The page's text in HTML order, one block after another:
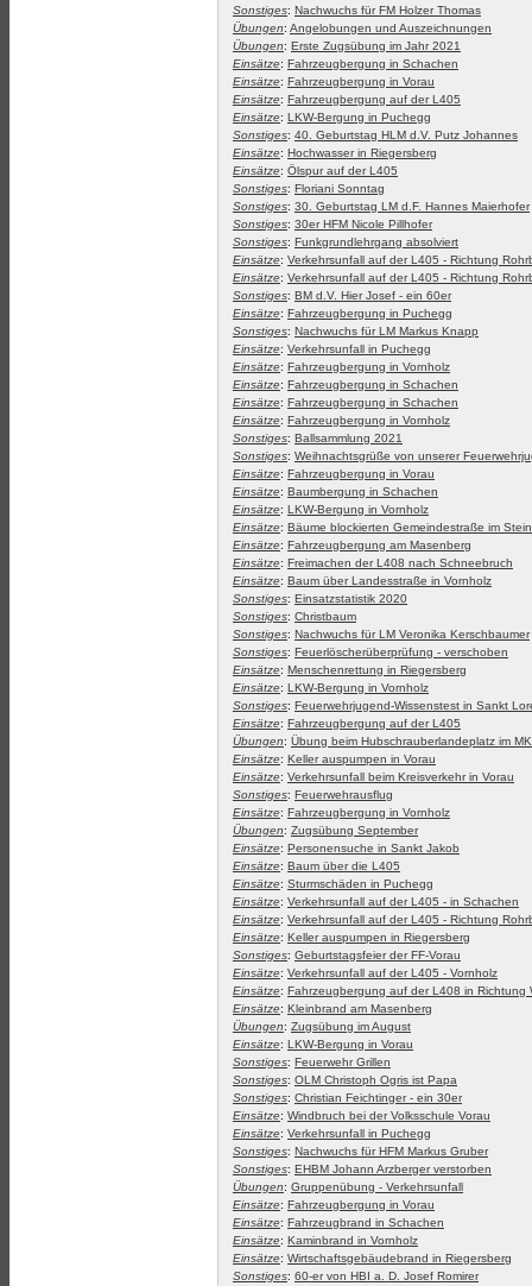
Sonstiges: Nachwuchs für FM Holzer Thomas
Übungen: Angelobungen und Auszeichnungen
Übungen: Erste Zugsübung im Jahr 2021
Einsätze: Fahrzeugbergung in Schachen
Einsätze: Fahrzeugbergung in Vorau
Einsätze: Fahrzeugbergung auf der L405
Einsätze: LKW-Bergung in Puchegg
Sonstiges: 40. Geburtstag HLM d.V. Putz Johannes
Einsätze: Hochwasser in Riegersberg
Einsätze: Ölspur auf der L405
Sonstiges: Floriani Sonntag
Sonstiges: 30. Geburtstag LM d.F. Hannes Maierhofer
Sonstiges: 30er HFM Nicole Pillhofer
Sonstiges: Funkgrundlehrgang absolviert
Einsätze: Verkehrsunfall auf der L405 - Richtung
Einsätze: Verkehrsunfall auf der L405 - Richtung
Sonstiges: BM d.V. Hier Josef - ein 60er
Einsätze: Fahrzeugbergung in Puchegg
Sonstiges: Nachwuchs für LM Markus Knapp
Einsätze: Verkehrsunfall in Puchegg
Einsätze: Fahrzeugbergung in Vornholz
Einsätze: Fahrzeugbergung in Schachen
Einsätze: Fahrzeugbergung in Schachen
Einsätze: Fahrzeugbergung in Vornholz
Sonstiges: Ballsammlung 2021
Sonstiges: Weihnachtsgrüße von unserer
Einsätze: Fahrzeugbergung in Vorau
Einsätze: Baumbergung in Schachen
Einsätze: LKW-Bergung in Vornholz
Einsätze: Bäume blockierten Gemeindestraße im
Einsätze: Fahrzeugbergung am Masenberg
Einsätze: Freimachen der L408 nach Schneebruch
Einsätze: Baum über Landesstraße in Vornholz
Sonstiges: Einsatzstatistik 2020
Sonstiges: Christbaum
Sonstiges: Nachwuchs für LM Veronika Kerschbaumer
Sonstiges: Feuerlöscherüberprüfung - verschoben
Einsätze: Menschenrettung in Riegersberg
Einsätze: LKW-Bergung in Vornholz
Sonstiges: Feuerwehrjugend-Wissenstest in Sankt
Einsätze: Fahrzeugbergung auf der L405
Übungen: Übung beim Hubschrauberlandeplatz im
Einsätze: Keller auspumpen in Vorau
Einsätze: Verkehrsunfall beim Kreisverkehr in Vorau
Sonstiges: Feuerwehrausflug
Einsätze: Fahrzeugbergung in Vornholz
Übungen: Zugsübung September
Einsätze: Personensuche in Sankt Jakob
Einsätze: Baum über die L405
Einsätze: Sturmschäden in Puchegg
Einsätze: Verkehrsunfall auf der L405 - in Schachen
Einsätze: Verkehrsunfall auf der L405 - Richtung
Einsätze: Keller auspumpen in Riegersberg
Sonstiges: Geburtstagsfeier der FF-Vorau
Einsätze: Verkehrsunfall auf der L405 - Vornholz
Einsätze: Fahrzeugbergung auf der L408 in Richtung
Einsätze: Kleinbrand am Masenberg
Übungen: Zugsübung im August
Einsätze: LKW-Bergung in Vorau
Sonstiges: Feuerwehr Grillen
Sonstiges: OLM Christoph Ogris ist Papa
Sonstiges: Christian Feichtinger - ein 30er
Einsätze: Windbruch bei der Volksschule Vorau
Einsätze: Verkehrsunfall in Puchegg
Sonstiges: Nachwuchs für HFM Markus Gruber
Sonstiges: EHBM Johann Arzberger verstorben
Übungen: Gruppenübung - Verkehrsunfall
Einsätze: Fahrzeugbergung in Vorau
Einsätze: Fahrzeugbrand in Schachen
Einsätze: Kaminbrand in Vornholz
Einsätze: Wirtschaftsgebäudebrand in Riegersberg
Sonstiges: 60-er von HBI a. D. Josef Romirer